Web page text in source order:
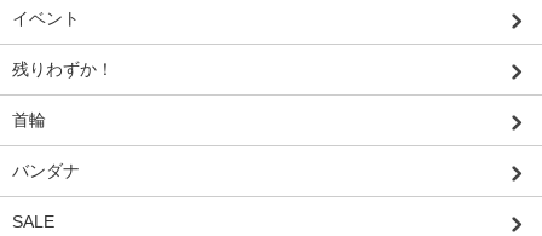
イベント
残りわずか！
首輪
バンダナ
SALE